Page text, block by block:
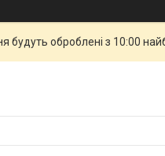
будуть оброблені з 10:00